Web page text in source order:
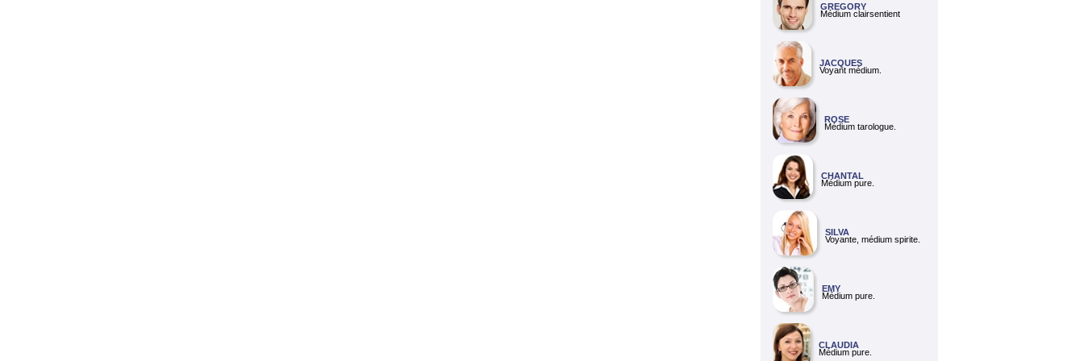
GREGORY
Médium clairsentient
JACQUES
Voyant médium.
ROSE
Médium tarologue.
CHANTAL
Médium pure.
SILVA
Voyante, médium spirite.
EMY
Médium pure.
CLAUDIA
Médium pure.